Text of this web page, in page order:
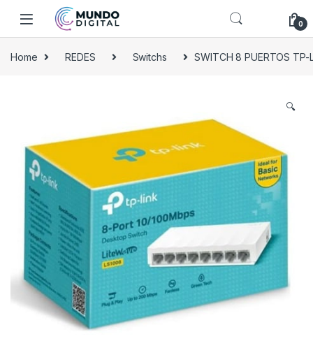
Skip to navigation
Skip to content
0
Home REDES Switchs SWITCH 8 PUERTOS TP-
🔍